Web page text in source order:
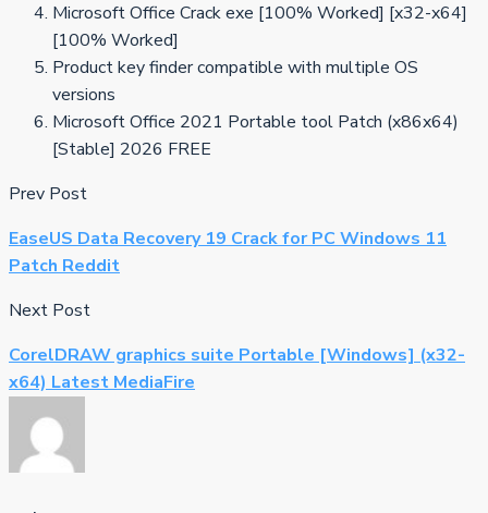
Microsoft Office Crack exe [100% Worked] [x32-x64]
[100% Worked]
Product key finder compatible with multiple OS
versions
Microsoft Office 2021 Portable tool Patch (x86x64)
[Stable] 2026 FREE
Prev Post
EaseUS Data Recovery 19 Crack for PC Windows 11
Patch Reddit
Next Post
CorelDRAW graphics suite Portable [Windows] (x32-
x64) Latest MediaFire